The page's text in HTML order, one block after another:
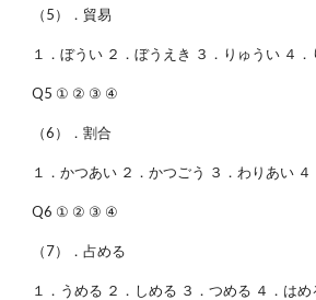
（5）．貿易
１．ぼうい ２．ぼうえき ３．りゅうい ４．
Q5 ① ② ③ ④
（6）．割合
１．かつあい ２．かつごう ３．わりあい ４
Q6 ① ② ③ ④
（7）．占める
１．うめる ２．しめる ３．つめる ４．はめ